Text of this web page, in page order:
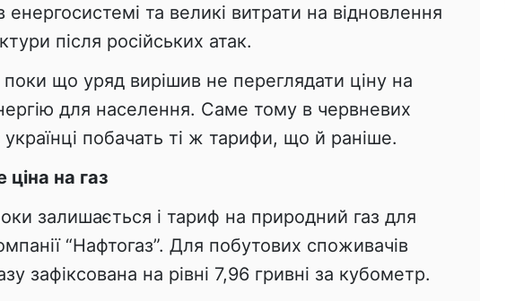
енергосистемі та великі витрати на відновлення
після російських атак.
що уряд вирішив не переглядати ціну на
для населення. Саме тому в червневих
українці побачать ті ж тарифи, що й раніше.
на газ
залишається і тариф на природний газ для
“Нафтогаз”. Для побутових споживачів
зафіксована на рівні 7,96 гривні за кубометр.